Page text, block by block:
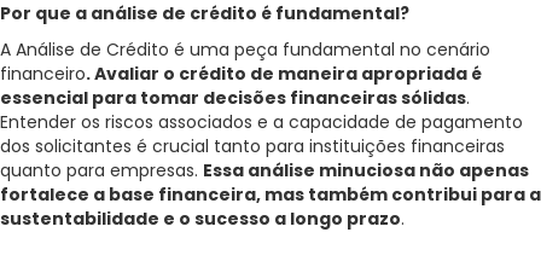
Por que a análise de crédito é fundamental?
A Análise de Crédito é uma peça fundamental no cenário
financeiro. Avaliar o crédito de maneira apropriada é
essencial para tomar decisões financeiras sólidas.
Entender os riscos associados e a capacidade de pagamento
dos solicitantes é crucial tanto para instituições financeiras
quanto para empresas. Essa análise minuciosa não apenas
fortalece a base financeira, mas também contribui para a
sustentabilidade e o sucesso a longo prazo.